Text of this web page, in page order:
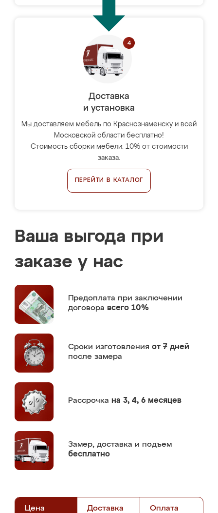
Доставка
и установка
Мы доставляем мебель по Краснознаменску и всей
Московской области бесплатно!
Стоимость сборки мебели: 10% от стоимости
заказа.
ПЕРЕЙТИ В КАТАЛОГ
Ваша выгода при
заказе у нас
Предоплата при заключении
договора всего 10%
Сроки изготовления от 7 дней
после замера
Рассрочка на 3, 4, 6 месяцев
Замер, доставка и подъем
бесплатно
Цена Доставка Оплата